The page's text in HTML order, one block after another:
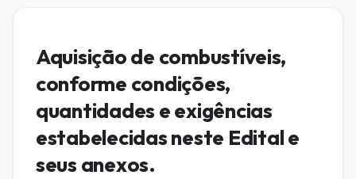
Aquisição de combustíveis,
conforme condições,
quantidades e exigências
estabelecidas neste Edital e
seus anexos.